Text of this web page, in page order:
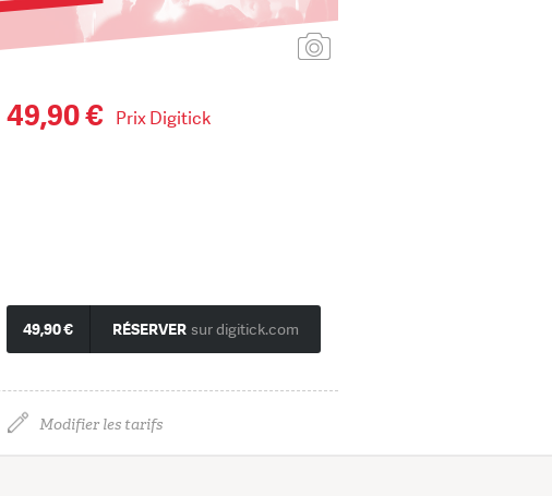
49,90 € Prix Digitick
49,90 € RÉSERVER sur digitick.com
Modifier les tarifs